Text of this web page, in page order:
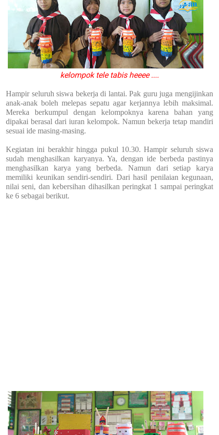
kelompok tele tabis heeee ....
Hampir seluruh siswa bekerja di lantai. Pak guru juga mengijinkan
anak-anak boleh melepas sepatu agar kerjannya lebih maksimal.
Mereka berkumpul dengan kelompoknya karena bahan yang
dipakai berasal dari iuran kelompok. Namun bekerja tetap mandiri
sesuai ide masing-masing.
Kegiatan ini berakhir hingga pukul 10.30. Hampir seluruh siswa
sudah menghasilkan karyanya. Ya, dengan ide berbeda pastinya
menghasilkan karya yang berbeda. Namun dari setiap karya
memiliki keunikan sendiri-sendiri. Dari hasil penilaian kegunaan,
nilai seni, dan kebersihan dihasilkan peringkat 1 sampai peringkat
ke 6 sebagai berikut.